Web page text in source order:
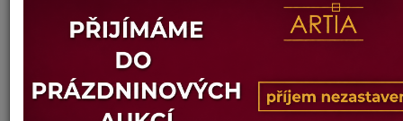
Signováno a datováno vpravo dole, vlevo číslováno 37/200, volný list
Technika: serigrafie, datace: 1971
Šířka: 41 cm, výška: 41 cm, rámování: 64,5 x 49 cm
Stav: dobrý